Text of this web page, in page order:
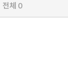
전체 0